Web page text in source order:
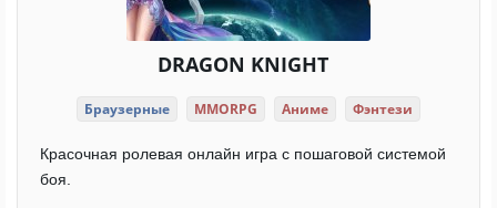
DRAGON KNIGHT
Браузерные MMORPG Аниме Фэнтези
Красочная ролевая онлайн игра с пошаговой системой
боя.